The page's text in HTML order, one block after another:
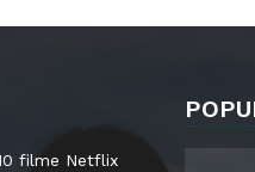
filme Netflix